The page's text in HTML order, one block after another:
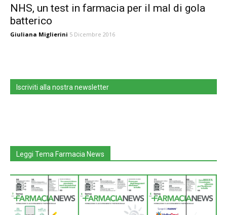
NHS, un test in farmacia per il mal di gola
batterico
Giuliana Miglierini 5 Dicembre 2016
Iscriviti alla nostra newsletter
Leggi Tema Farmacia News